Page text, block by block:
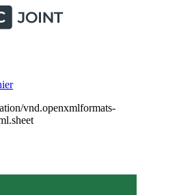
vnd.openxmlformats-